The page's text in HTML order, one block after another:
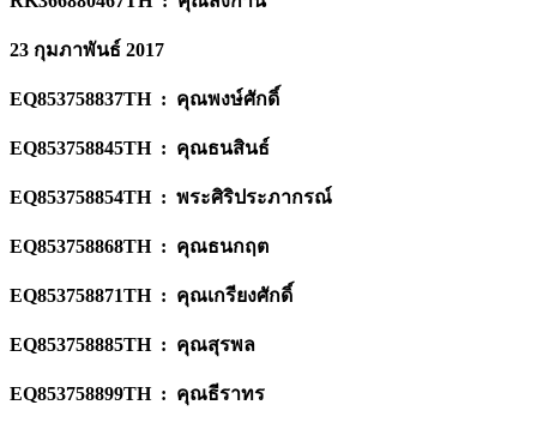
23 กุมภาพันธ์ 2017
EQ853758837TH : คุณพงษ์ศักดิ์
EQ853758845TH : คุณธนสินธ์
EQ853758854TH : พระศิริประภากรณ์
EQ853758868TH : คุณธนกฤต
EQ853758871TH : คุณเกรียงศักดิ์
EQ853758885TH : คุณสุรพล
EQ853758899TH : คุณธีราทร